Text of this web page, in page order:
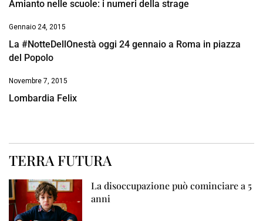
Amianto nelle scuole: i numeri della strage
Gennaio 24, 2015
La #NotteDellOnestà oggi 24 gennaio a Roma in piazza
del Popolo
Novembre 7, 2015
Lombardia Felix
TERRA FUTURA
La disoccupazione può cominciare a 5
anni